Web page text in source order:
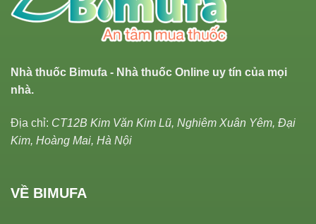
Nhà thuốc Bimufa - Nhà thuốc Online uy tín của mọi
nhà.
Địa chỉ: CT12B Kim Văn Kim Lũ, Nghiêm Xuân Yêm, Đại
Kim, Hoàng Mai, Hà Nội
VỀ BIMUFA